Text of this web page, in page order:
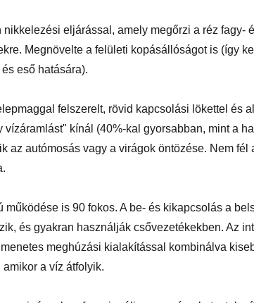
eljárással, amely megőrzi a réz fagy-
Megnövelte a felületi kopásállóságot is (így
eső hatására).
felszerelt, rövid kapcsolási lökettel és
kínál (40%-kal gyorsabban, mint a
az autómosás vagy a virágok öntözése. Nem fél
is 90 fokos. A be- és kikapcsolás a
és gyakran használják csővezetékekben. Az
meghúzási kialakítással kombinálva
a víz átfolyik.